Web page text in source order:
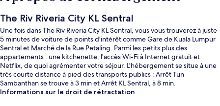
The Riv Riveria City KL Sentral
Une fois dans The Riv Riveria City KL Sentral, vous vous trouverez à juste
5 minutes de voiture de points d'intérêt comme Gare de Kuala Lumpur
Sentral et Marché de la Rue Petaling. Parmi les petits plus des
appartements : une kitchenette, l'accès Wi-Fi à Internet gratuit et
Netflix, de quoi agrémenter votre séjour. L'hébergement se situe à une
très courte distance à pied des transports publics : Arrêt Tun
Sambanthan se trouve à 3 min et Arrêt KL Sentral, à 8 min.
Informations sur le droit de rétractation